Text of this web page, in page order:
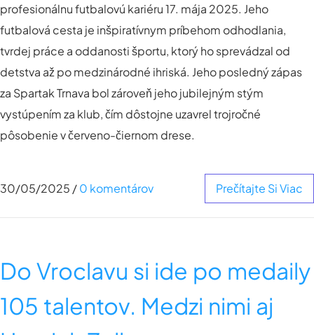
profesionálnu futbalovú kariéru 17. mája 2025. Jeho
futbalová cesta je inšpiratívnym príbehom odhodlania,
tvrdej práce a oddanosti športu, ktorý ho sprevádzal od
detstva až po medzinárodné ihriská. Jeho posledný zápas
za Spartak Trnava bol zároveň jeho jubilejným stým
vystúpením za klub, čím dôstojne uzavrel trojročné
pôsobenie v červeno-čiernom drese.
30/05/2025 /0 komentárov Prečítajte Si Viac
Do Vroclavu si ide po medaily
105 talentov. Medzi nimi aj